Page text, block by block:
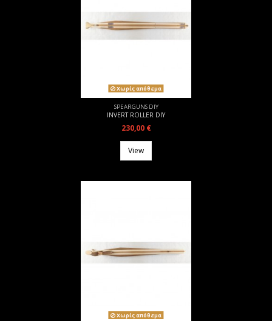
Χωρίς απόθεμα
SPEARGUNS DIY
INVERT ROLLER DIY
230,00 €
View
Χωρίς απόθεμα